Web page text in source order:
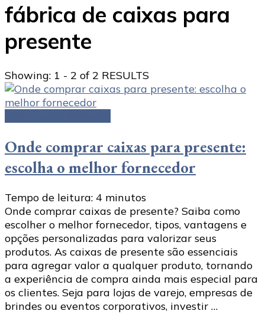
fábrica de caixas para
presente
Showing: 1 - 2 of 2 RESULTS
Onde comprar caixas para presente:
escolha o melhor fornecedor
Tempo de leitura: 4 minutos
Onde comprar caixas de presente? Saiba como
escolher o melhor fornecedor, tipos, vantagens e
opções personalizadas para valorizar seus
produtos. As caixas de presente são essenciais
para agregar valor a qualquer produto, tornando
a experiência de compra ainda mais especial para
os clientes. Seja para lojas de varejo, empresas de
brindes ou eventos corporativos, investir …